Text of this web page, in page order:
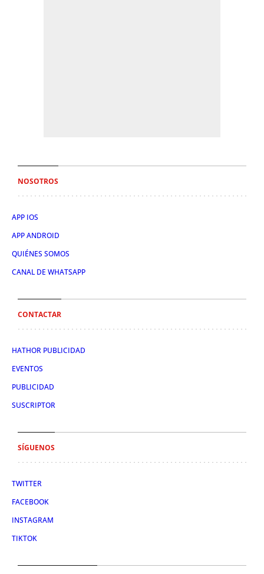
NOSOTROS
APP IOS
APP ANDROID
QUIÉNES SOMOS
CANAL DE WHATSAPP
CONTACTAR
HATHOR PUBLICIDAD
EVENTOS
PUBLICIDAD
SUSCRIPTOR
SÍGUENOS
TWITTER
FACEBOOK
INSTAGRAM
TIKTOK